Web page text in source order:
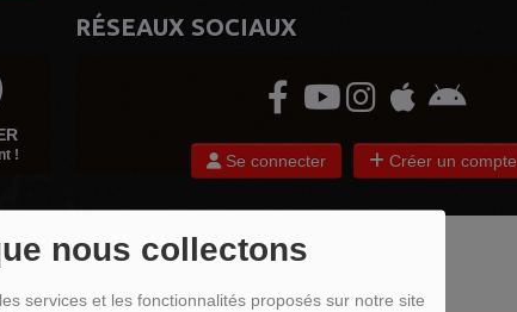
nous collectons
services et les fonctionnalités proposés sur notre site
!
RÉSEAUX SOCIAUX
Se connecter Créer un compte